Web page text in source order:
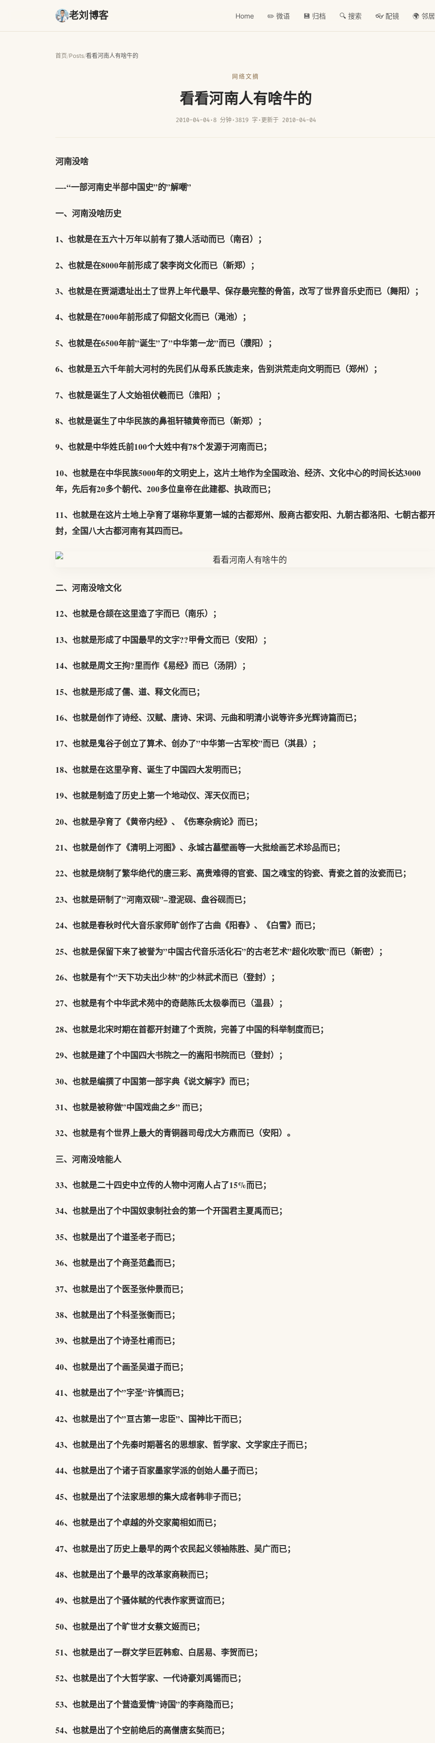
老刘博客 Home ✏️ 微语 💾 归档 🔍 搜索 👓 配镜 🌍 邻居
首页/Posts/看看河南人有啥牛的
网络文摘
看看河南人有啥牛的
2010-04-04· 8 分钟· 3819 字 · 更新于 2010-04-04
河南没啥
—-“一部河南史半部中国史”的”解嘲”
一、河南没啥历史
1、也就是在五六十万年以前有了猿人活动而已（南召）；
2、也就是在8000年前形成了裴李岗文化而已（新郑）；
3、也就是在贾湖遗址出土了世界上年代最早、保存最完整的骨笛，改写了世界音乐史而已（舞阳）；
4、也就是在7000年前形成了仰韶文化而已（渑池）；
5、也就是在6500年前”诞生”了”中华第一龙”而已（濮阳）；
6、也就是五六千年前大河村的先民们从母系氏族走来，告别洪荒走向文明而已（郑州）；
7、也就是诞生了人文始祖伏羲而已（淮阳）；
8、也就是诞生了中华民族的鼻祖轩辕黄帝而已（新郑）；
9、也就是中华姓氏前100个大姓中有78个发源于河南而已；
10、也就是在中华民族5000年的文明史上，这片土地作为全国政治、经济、文化中心的时间长达3000
年，先后有20多个朝代、200多位皇帝在此建都、执政而已；
11、也就是在这片土地上孕育了堪称华夏第一城的古都郑州、殷商古都安阳、九朝古都洛阳、七朝古都开
封，全国八大古都河南有其四而已。
二、河南没啥文化
12、也就是仓颉在这里造了字而已（南乐）；
13、也就是形成了中国最早的文字??甲骨文而已（安阳）；
14、也就是周文王拘?里而作《易经》而已（汤阴）；
15、也就是形成了儒、道、释文化而已；
16、也就是创作了诗经、汉赋、唐诗、宋词、元曲和明清小说等许多光辉诗篇而已；
17、也就是鬼谷子创立了算术、创办了”中华第一古军校”而已（淇县）；
18、也就是在这里孕育、诞生了中国四大发明而已；
19、也就是制造了历史上第一个地动仪、浑天仪而已；
20、也就是孕育了《黄帝内经》、《伤寒杂病论》而已；
21、也就是创作了《清明上河图》、永城古墓壁画等一大批绘画艺术珍品而已；
22、也就是烧制了繁华绝代的唐三彩、高贵难得的官瓷、国之魂宝的钧瓷、青瓷之首的汝瓷而已；
23、也就是研制了”河南双砚”–澄泥砚、盘谷砚而已；
24、也就是春秋时代大音乐家师旷创作了古曲《阳春》、《白雪》而已；
25、也就是保留下来了被誉为”中国古代音乐活化石”的古老艺术”超化吹歌”而已（新密）；
26、也就是有个”天下功夫出少林”的少林武术而已（登封）；
27、也就是有个中华武术苑中的奇葩陈氏太极拳而已（温县）；
28、也就是北宋时期在首都开封建了个贡院，完善了中国的科举制度而已；
29、也就是建了个中国四大书院之一的嵩阳书院而已（登封）；
30、也就是编撰了中国第一部字典《说文解字》而已；
31、也就是被称做”中国戏曲之乡” 而已；
32、也就是有个世界上最大的青铜器司母戊大方鼎而已（安阳）。
三、河南没啥能人
33、也就是二十四史中立传的人物中河南人占了15%而已；
34、也就是出了个中国奴隶制社会的第一个开国君主夏禹而已；
35、也就是出了个道圣老子而已；
36、也就是出了个商圣范蠡而已；
37、也就是出了个医圣张仲景而已；
38、也就是出了个科圣张衡而已；
39、也就是出了个诗圣杜甫而已；
40、也就是出了个画圣吴道子而已；
41、也就是出了个”字圣”许慎而已；
42、也就是出了个”亘古第一忠臣”、国神比干而已；
43、也就是出了个先秦时期著名的思想家、哲学家、文学家庄子而已；
44、也就是出了个诸子百家墨家学派的创始人墨子而已；
45、也就是出了个法家思想的集大成者韩非子而已；
46、也就是出了个卓越的外交家蔺相如而已；
47、也就是出了历史上最早的两个农民起义领袖陈胜、吴广而已；
48、也就是出了个最早的改革家商鞅而已；
49、也就是出了个骚体赋的代表作家贾谊而已；
50、也就是出了个旷世才女蔡文姬而已；
51、也就是出了一群文学巨匠韩愈、白居易、李贺而已；
52、也就是出了个大哲学家、一代诗豪刘禹锡而已；
53、也就是出了个营造爱情”诗国”的李商隐而已；
54、也就是出了个空前绝后的高僧唐玄奘而已；